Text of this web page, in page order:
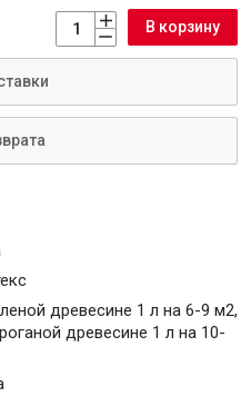
В корзину
древесине 1 л на 6-9 м2,
древесине 1 л на 10-
отделочных работ